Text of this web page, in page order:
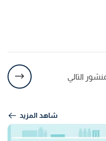
التالي
شاهد المزيد